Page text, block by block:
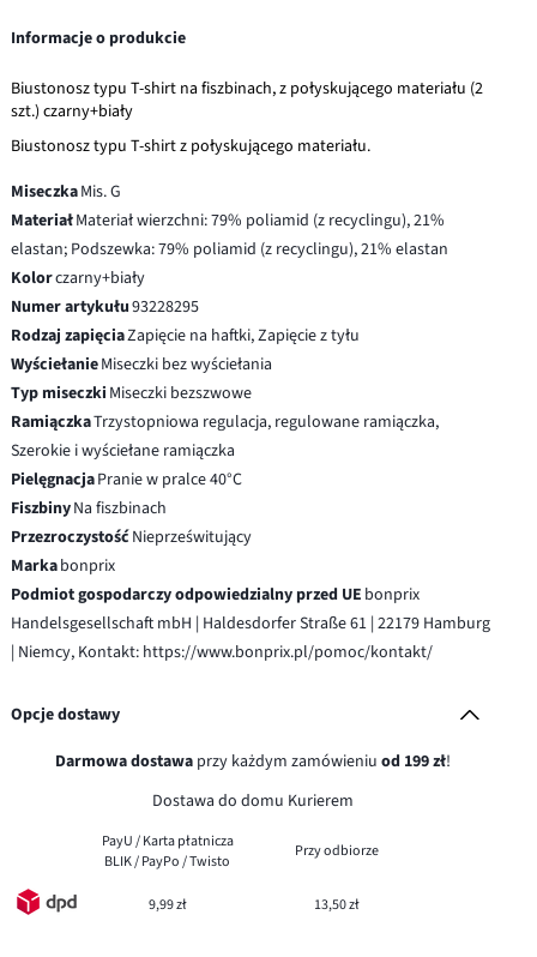
Informacje o produkcie
Biustonosz typu T-shirt na fiszbinach, z połyskującego materiału (2
szt.) czarny+biały
Biustonosz typu T-shirt z połyskującego materiału.
MiseczkaMis. G
MateriałMateriał wierzchni: 79% poliamid (z recyclingu), 21%
elastan; Podszewka: 79% poliamid (z recyclingu), 21% elastan
Kolorczarny+biały
Numer artykułu93228295
Rodzaj zapięciaZapięcie na haftki, Zapięcie z tyłu
WyściełanieMiseczki bez wyściełania
Typ miseczki Miseczki bezszwowe
RamiączkaTrzystopniowa regulacja, regulowane ramiączka,
Szerokie i wyściełane ramiączka
PielęgnacjaPranie w pralce 40°C
FiszbinyNa fiszbinach
PrzezroczystośćNieprześwitujący
Markabonprix
Podmiot gospodarczy odpowiedzialny przed UE bonprix
Handelsgesellschaft mbH | Haldesdorfer Straße 61 | 22179 Hamburg
| Niemcy, Kontakt: https://www.bonprix.pl/pomoc/kontakt/
Opcje dostawy
Darmowa dostawaprzy każdym zamówieniu od 199 zł!
Dostawa do domu Kurierem
PayU / Karta płatnicza
BLIK / PayPo / Twisto
Przy odbiorze
9,99 zł 13,50 zł